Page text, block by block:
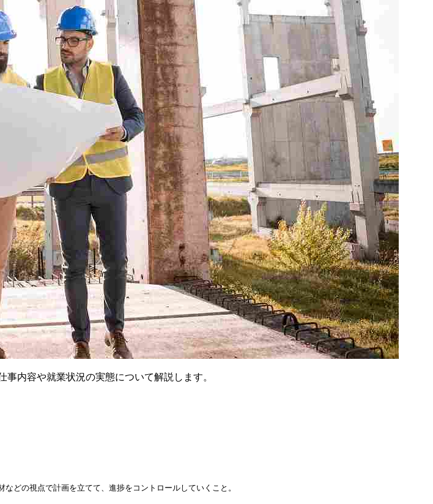
内容や就業状況の実態について解説します。
どの視点で計画を立てて、進捗をコントロールしていくこと。